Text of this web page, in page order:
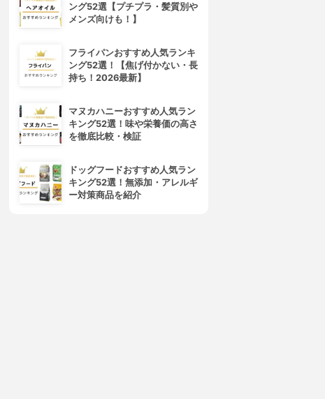
ング52選【プチプラ・髪質別や
メンズ向けも！】
フライパンおすすめ人気ランキ
ング52選！【焦げ付かない・長
持ち！2026最新】
マヌカハニーおすすめ人気ラン
キング52選！味や栄養価の高さ
を徹底比較・検証
ドッグフードおすすめ人気ラン
キング52選！無添加・アレルギ
ー対策商品を紹介